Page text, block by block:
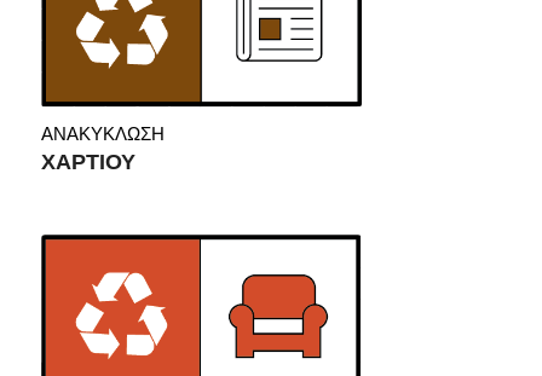
ΑΝΑΚΥΚΛΩΣΗ
ΧΑΡΤΙΟΥ